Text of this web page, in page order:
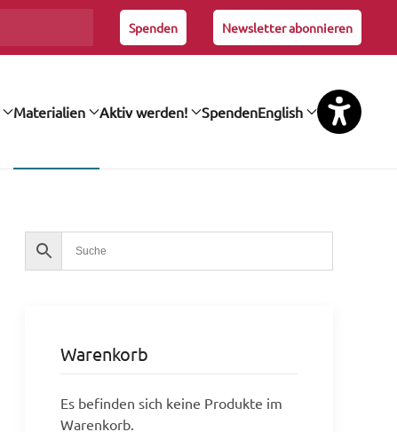
Spenden Newsletter abonnieren
Materialien Aktiv werden! SpendenEnglish
Warenkorb
Es befinden sich keine Produkte im
Warenkorb.